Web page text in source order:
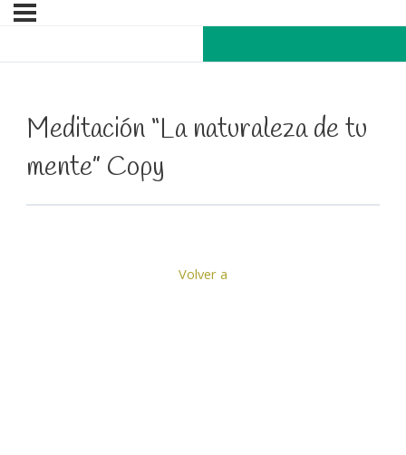
Meditación “La naturaleza de tu
mente” Copy
Volver a